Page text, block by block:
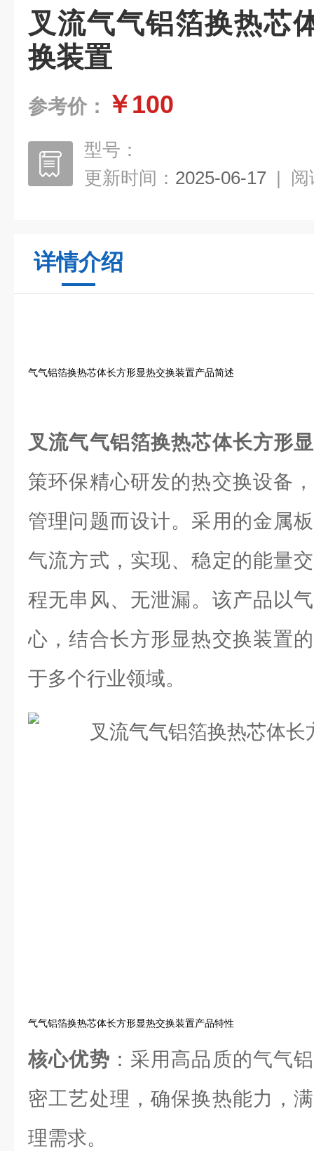
叉流气气铝箔换热芯
换装置
参考价： ￥100
型号：
更新时间： 2025-06-17 | 阅
详情介绍
气气铝箔换热芯体长方形显热交换装置产品简述
叉流气气铝箔换热芯体长方形
策环保精心研发的热交换设备
管理问题而设计。采用的金属
气流方式，实现、稳定的能量
程无串风、无泄漏。该产品以
心，结合长方形显热交换装置
于多个行业领域。
气气铝箔换热芯体长方形显热交换装置产品特性
核心优势 ：采用高品质的气气
密工艺处理，确保换热能力，
理需求。